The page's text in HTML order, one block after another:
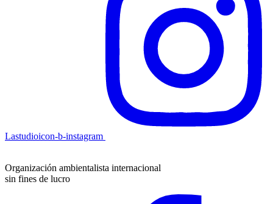
Lastudioicon-b-instagram
Organización ambientalista internacional
sin fines de lucro